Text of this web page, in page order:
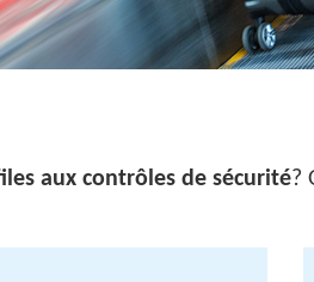
aux contrôles de sécurité?